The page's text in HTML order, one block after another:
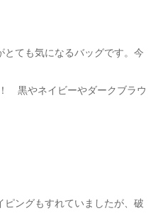
ても気になるバッグです。今
黒やネイビーやダークブラウ
ングもすれていましたが、破